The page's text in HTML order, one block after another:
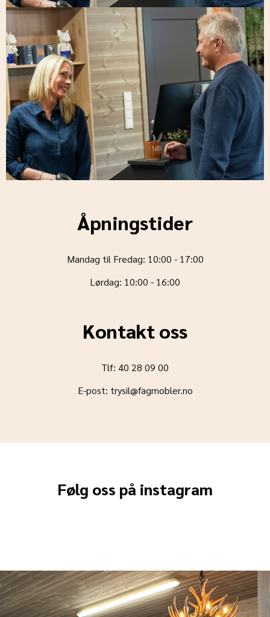
Åpningstider
Mandag til Fredag: 10:00 - 17:00
Lørdag: 10:00 - 16:00
Kontakt oss
Tlf: 40 28 09 00
E-post: trysil@fagmobler.no
Følg oss på instagram